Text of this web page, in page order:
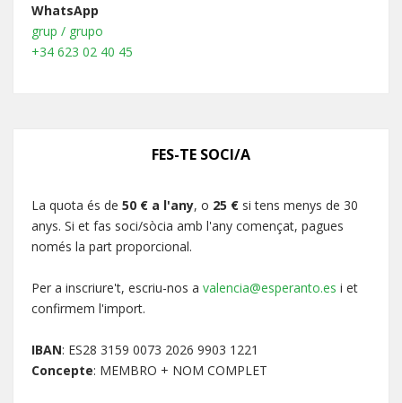
WhatsApp
grup / grupo
+34 623 02 40 45
FES-TE SOCI/A
La quota és de 50 € a l'any, o 25 € si tens menys de 30
anys. Si et fas soci/sòcia amb l'any començat, pagues
només la part proporcional.
Per a inscriure't, escriu-nos a valencia@esperanto.es i et
confirmem l'import.
IBAN: ES28 3159 0073 2026 9903 1221
Concepte: MEMBRO + NOM COMPLET